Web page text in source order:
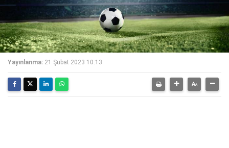
Yayınlanma: 21 Şubat 2023 10:13